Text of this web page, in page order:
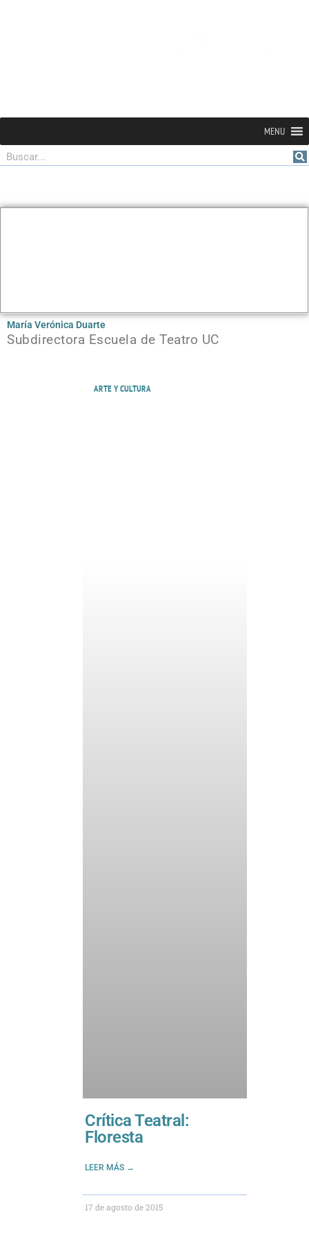
MENU
Buscar
María Verónica Duarte
Subdirectora Escuela de Teatro UC
ARTE Y CULTURA
Crítica Teatral:
Floresta
LEER MÁS →
17 de agosto de 2015